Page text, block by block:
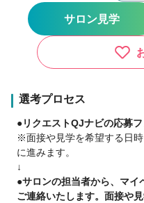
あなたの働きたい場所で、
【○○したい！がAgu.ならで
●バリバリ派
・都会で美容師として活躍し
・地元に帰って美容師とし
・子供を保育園などに預け
●ゆったり派
・美容師をしながらも夢を
・17時退社で夕方から友達と
などなど
■《スタイリストデビューし
サロン見学
選考プロセス
●リクエストQJナビの応募
※面接や見学を希望する日
に進みます。
↓
●サロンの担当者から、マ
ご連絡いたします。面接や